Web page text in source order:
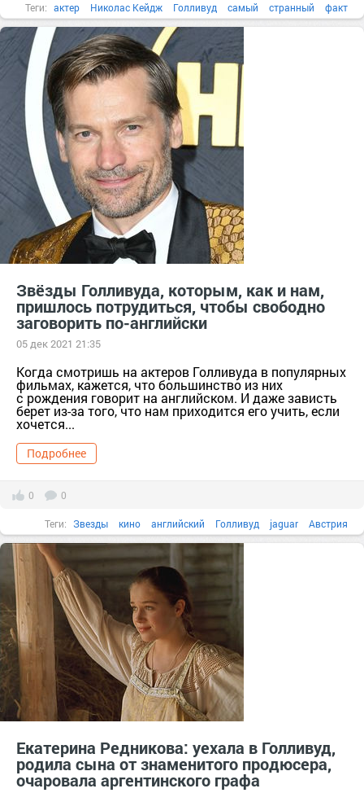
Теги: актер Николас Кейдж Голливуд самый странный факт
Звёзды Голливуда, которым, как и нам,
пришлось потрудиться, чтобы свободно
заговорить по-английски
05 дек 2021 21:35
Когда смотришь на актеров Голливуда в популярных
фильмах, кажется, что большинство из них
с рождения говорит на английском. И даже зависть
берет из-за того, что нам приходится его учить, если
хочется...
Подробнее
0 0
Теги: Звезды кино английский Голливуд jaguar Австрия
Екатерина Редникова: уехала в Голливуд,
родила сына от знаменитого продюсера,
очаровала аргентинского графа